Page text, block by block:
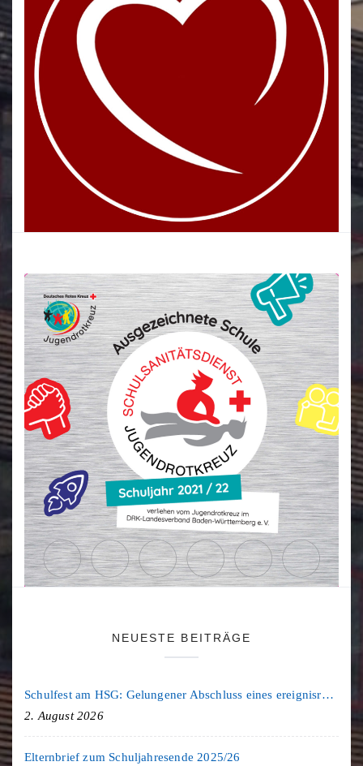
NEUESTE BEITRÄGE
Schulfest am HSG: Gelungener Abschluss eines ereignisreichen Schuljahres
2. August 2026
Elternbrief zum Schuljahresende 2025/26